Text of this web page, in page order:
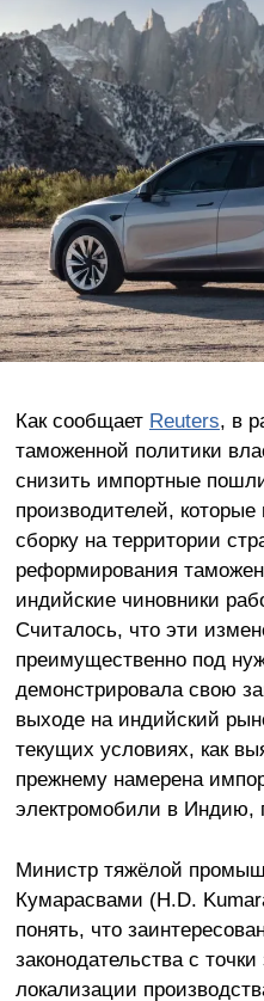
Как сообщает Reuters, в
таможенной политики
снизить импортные
производителей, которые
сборку на территории
реформирования
индийские чиновники
Считалось, что эти
преимущественно под
демонстрировала свою
выходе на индийский
текущих условиях, как
прежнему намерена
электромобили в Индию,
Министр тяжёлой
Кумарасвами (H.D.
понять, что
законодательства с
локализации